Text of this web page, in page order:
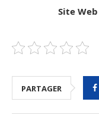
Site Web
PARTAGER